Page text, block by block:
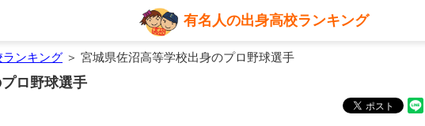
有名人の出身高校ランキング
ランキング ＞ 宮城県佐沼高等学校出身のプロ野球選手
ロ野球選手